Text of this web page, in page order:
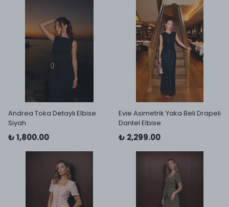
Andrea Toka Detaylı Elbise
Siyah
₺ 1,800.00
Evie Asimetrik Yaka Beli Drapeli
Dantel Elbise
₺ 2,299.00